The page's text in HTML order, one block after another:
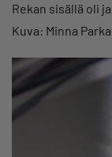
Rekan sisällä oli
Kuva: Minna